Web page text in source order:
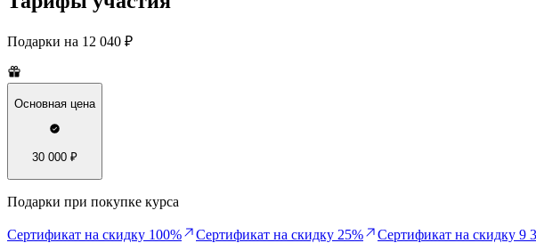
Подарки на 12 040 ₽
Основная цена
30 000 ₽
Подарки при покупке курса
Сертификат на скидку 100% Сертификат на скидку 25% Сертификат на скидку 9